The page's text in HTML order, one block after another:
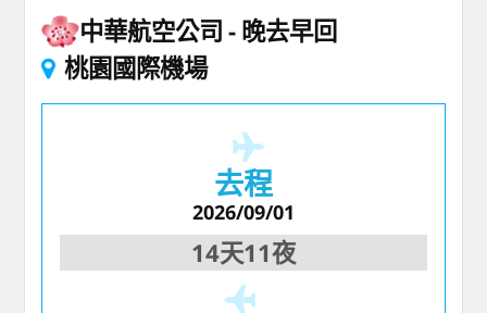
中華航空公司
晚去早回
桃園國際機場
去程
2026/09/01
14天11夜